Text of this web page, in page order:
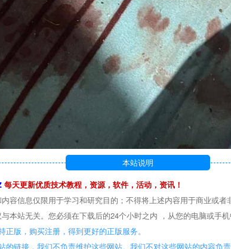
本站说明
每天更新优质技术教程，资源，软件，活动，资讯！
容信息仅限用于学习和研究目的；不得将上述内容用于商业或者
本站无关。您必须在下载后的24个小时之内 ，从您的电脑或手机
版，购买注册，得到更好的正版服务。
的链接，我们不负责维护这些网站。我们不对这些网站的内容负责